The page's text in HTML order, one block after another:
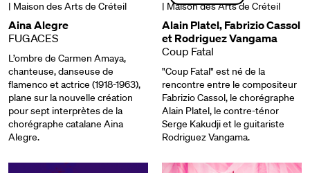
| Maison des Arts de Créteil
Aina Alegre
FUGACES
L’ombre de Carmen Amaya,
chanteuse, danseuse de
flamenco et actrice (1918-1963),
plane sur la nouvelle création
pour sept interprètes de la
chorégraphe catalane Aina
Alegre.
| Maison des Arts de Créteil
Alain Platel, Fabrizio Cassol
et Rodriguez Vangama
Coup Fatal
"Coup Fatal" est né de la
rencontre entre le compositeur
Fabrizio Cassol, le chorégraphe
Alain Platel, le contre-ténor
Serge Kakudji et le guitariste
Rodriguez Vangama.